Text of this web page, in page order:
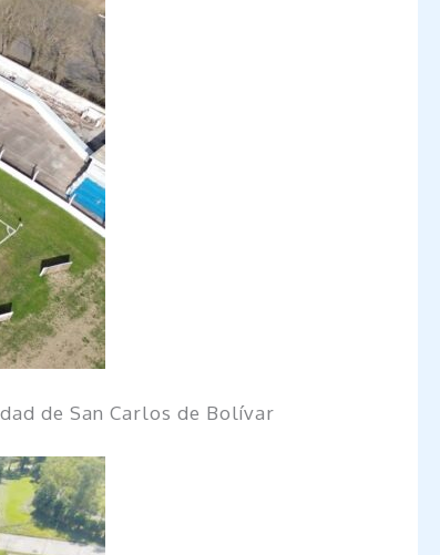
de San Carlos de Bolívar